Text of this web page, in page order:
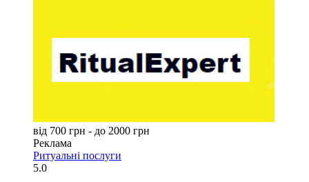
від 700 грн - до 2000 грн
Реклама
Ритуальні послуги
5.0